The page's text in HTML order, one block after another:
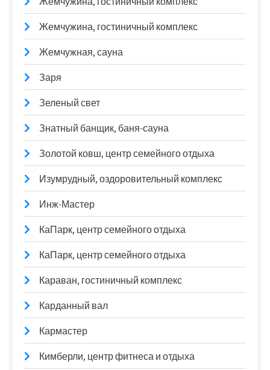
Жемчужина, гостиничный комплекс
Жемчужная, сауна
Заря
Зеленый свет
Знатный банщик, баня-сауна
Золотой ковш, центр семейного отдыха
Изумрудный, оздоровительный комплекс
Инж-Мастер
КаПарк, центр семейного отдыха
КаПарк, центр семейного отдыха
Караван, гостиничный комплекс
Карданный вал
Кармастер
Кимберли, центр фитнеса и отдыха